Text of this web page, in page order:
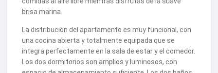
brisa marina.
La distribución del apartamento es muy funcional, con
una cocina abierta y totalmente equipada que se
integra perfectamente en la sala de estar y el comedor.
Los dos dormitorios son amplios y luminosos, con